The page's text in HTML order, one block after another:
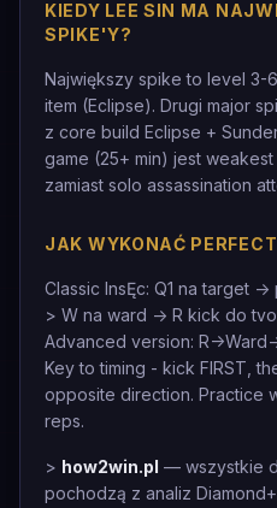
KIEDY LEE SIN MA
SPIKE'Y?
Największy spike to level 3-
item (Eclipse). Drugi major
z core build Eclipse +
game (25+ min) jest
zamiast solo assassination
JAK WYKONAĆ
Classic InsĘc: Q1 na target -
> W na ward -> R kick do
Advanced version: R-
Key to timing - kick FIRST,
opposite direction. Practice
reps.
> how2win.pl — wszystkie
pochodzą z analiz